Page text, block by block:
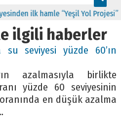
ilk hamle “Yeşil Yol Projesi”
ilgili haberler
seviyesi yüzde 60’ın
azalmasıyla birlikte
yüzde 60 seviyesinin
en düşük azalma